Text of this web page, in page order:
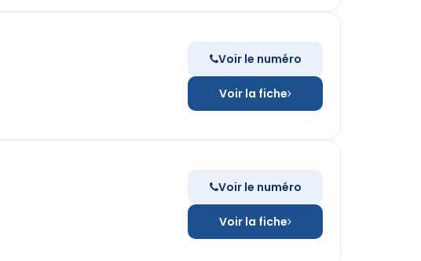
Voir le numéro
Voir la fiche
Voir le numéro
Voir la fiche